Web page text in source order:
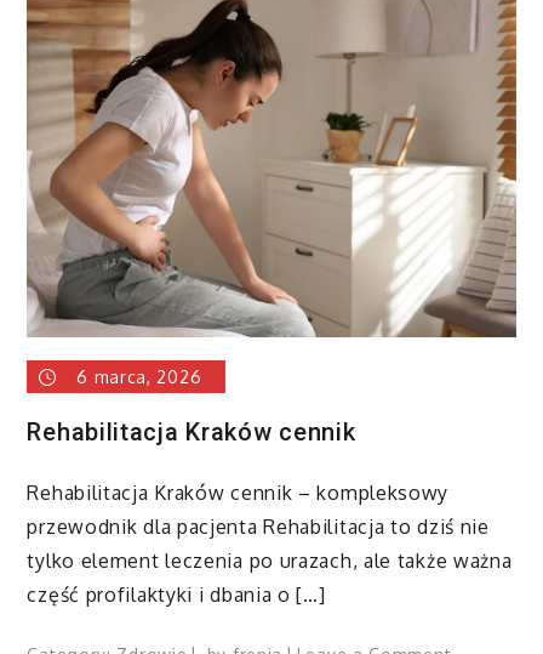
Bielanach
6 marca, 2026
Rehabilitacja Kraków cennik
Rehabilitacja Kraków cennik – kompleksowy
przewodnik dla pacjenta Rehabilitacja to dziś nie
tylko element leczenia po urazach, ale także ważna
część profilaktyki i dbania o […]